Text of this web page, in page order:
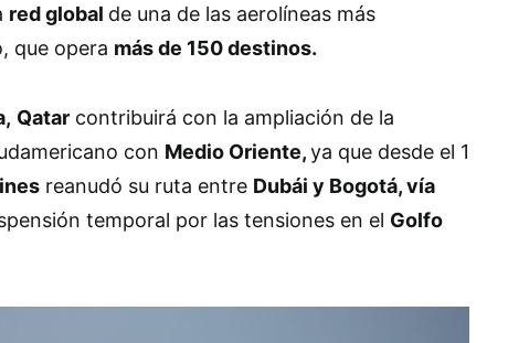
red global de una de las aerolíneas más
que opera más de 150 destinos.
Qatar contribuirá con la ampliación de la
con Medio Oriente,ya que desde el 1
reanudó su ruta entre Dubái y Bogotá, vía
temporal por las tensiones en el Golfo